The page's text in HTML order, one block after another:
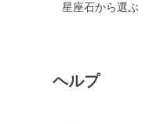
星座石から選ぶ
ヘルプ